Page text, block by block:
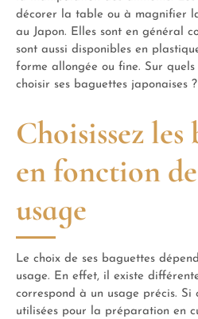
décorer la table ou à magnifier
au Japon. Elles sont en général
sont aussi disponibles en
forme allongée ou fine. Sur
choisir ses baguettes japonaises ?
Choisissez les
en fonction
usage
Le choix de ses baguettes
usage. En effet, il existe
correspond à un usage précis. Si
utilisées pour la préparation en